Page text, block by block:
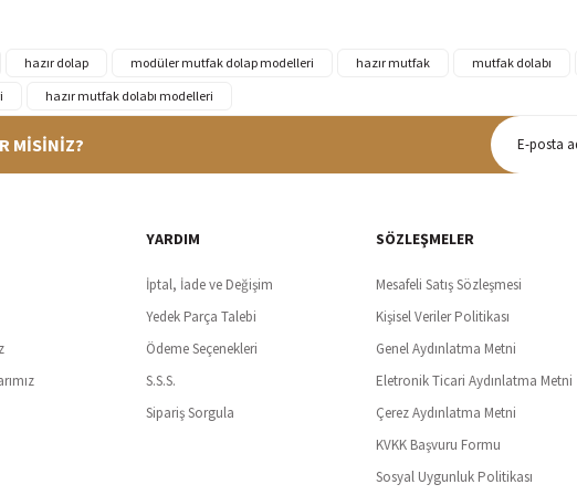
hazır dolap modüler mutfak dolap modelleri hazır mutfak mutfak dolabı
hazır mutfak dolabı modelleri
SSl sertifikası ve 3D ödeme ile bilgileriniz güvende
Tüm ürünlerde ücretsiz teslimat
MİSİNİZ?
YARDIM
İptal, İade ve Değişim
Yedek Parça Talebi
Ödeme Seçenekleri
S.S.S.
Sipariş Sorgula
SÖZLEŞMELER
Mesafeli Satış Sözleşmesi
Kişisel Veriler Politikası
Genel Aydınlatma Metni
Eletronik Ticari Aydınlatma Metni
Çerez Aydınlatma Metni
KVKK Başvuru Formu
Sosyal Uygunluk Politikası